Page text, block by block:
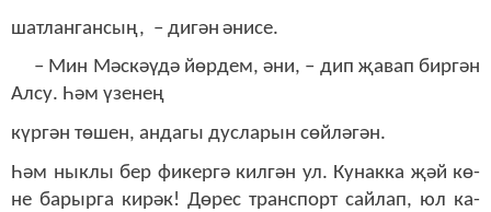
шат­лан­ган­сың, – ди­гән әни­се.
– Мин Мәс­кәү­дә йөр­дем, әни, – дип җа­вап бир­гән
Ал­су. Һәм үзе­нең
күр­гән тө­шен, ан­да­гы дус­ла­рын сөй­лә­гән.
Һәм нык­лы бер фи­кер­гә кил­гән ул. Ку­нак­ка җәй кө­
не ба­рыр­га ки­рәк! Дө­рес транс­порт сай­лап, юл ка­